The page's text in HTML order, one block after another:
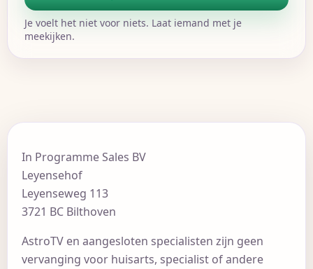
Je voelt het niet voor niets. Laat iemand met je
meekijken.
In Programme Sales BV
Leyensehof
Leyenseweg 113
3721 BC Bilthoven
AstroTV en aangesloten specialisten zijn geen
vervanging voor huisarts, specialist of andere